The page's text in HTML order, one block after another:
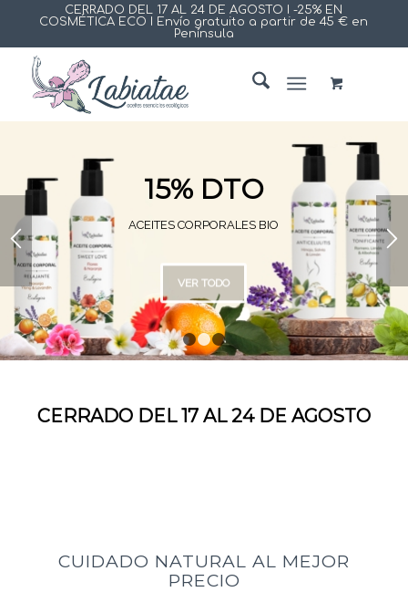
CERRADO DEL 17 AL 24 DE AGOSTO I -25% EN
COSMÉTICA ECO I Envío gratuito a partir de 45 € en
Península
15% DTO
ACEITES CORPORALES BIO
VER TODO
2 3
CERRADO DEL 17 AL 24 DE AGOSTO
CUIDADO NATURAL AL MEJOR
PRECIO